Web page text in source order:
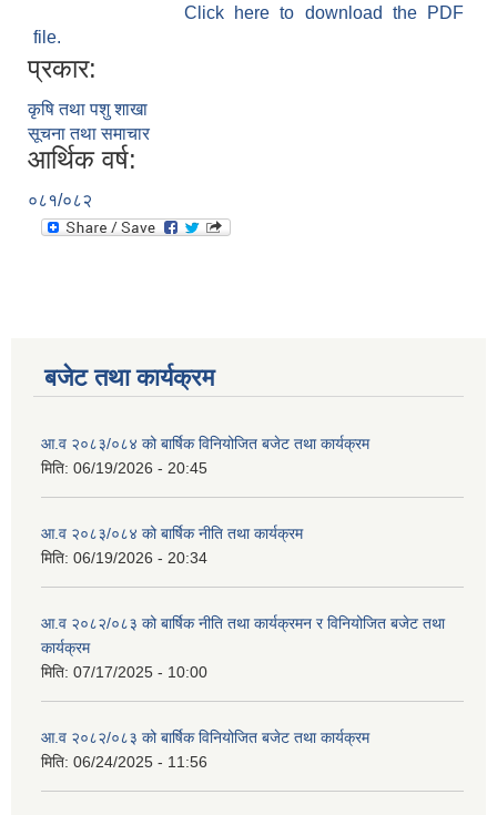
Click here to download the PDF
file.
प्रकार:
कृषि तथा पशु शाखा
सूचना तथा समाचार
आर्थिक वर्ष:
०८१/०८२
बजेट तथा कार्यक्रम
आ.व २०८३/०८४ को बार्षिक विनियोजित बजेट तथा कार्यक्रम
मिति: 06/19/2026 - 20:45
आ.व २०८३/०८४ को बार्षिक नीति तथा कार्यक्रम
मिति: 06/19/2026 - 20:34
आ.व २०८२/०८३ को बार्षिक नीति तथा कार्यक्रमन र विनियोजित बजेट तथा
कार्यक्रम
मिति: 07/17/2025 - 10:00
आ.व २०८२/०८३ को बार्षिक विनियोजित बजेट तथा कार्यक्रम
मिति: 06/24/2025 - 11:56